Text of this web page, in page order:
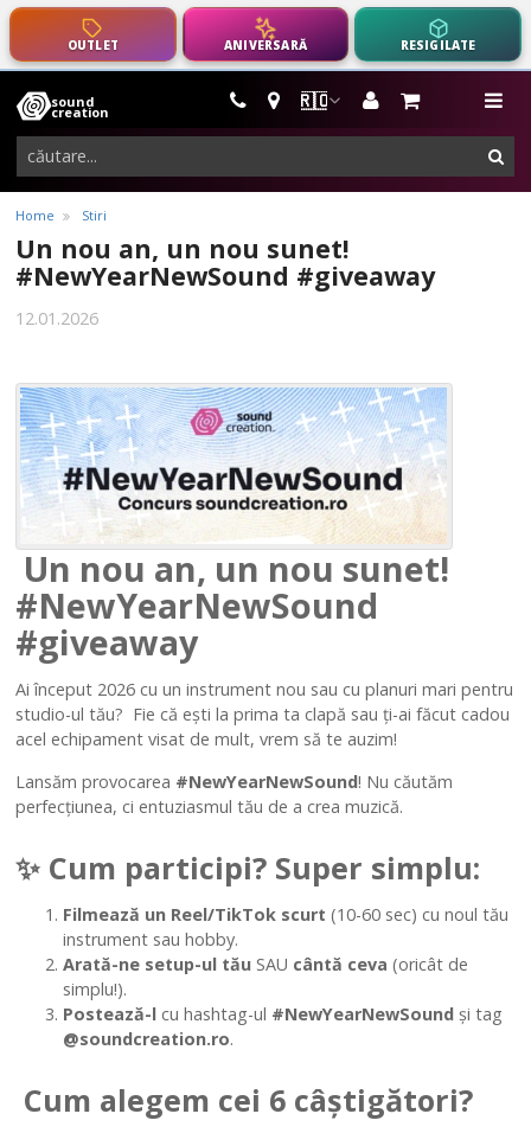
OUTLET ANIVERSARĂ RESIGILATE
🇷🇴
sound
creation
instrumente
muzicale,
echipamente
pro-
audio
Home Stiri
Un nou an, un nou sunet!
#NewYearNewSound #giveaway
12.01.2026
Un nou an, un nou sunet!
#NewYearNewSound
#giveaway
Ai început 2026 cu un instrument nou sau cu planuri mari pentru
studio-ul tău? Fie că ești la prima ta clapă sau ți-ai făcut cadou
acel echipament visat de mult, vrem să te auzim!
Lansăm provocarea #NewYearNewSound! Nu căutăm
perfecțiunea, ci entuziasmul tău de a crea muzică.
✨ Cum participi? Super simplu:
Filmează un Reel/TikTok scurt (10-60 sec) cu noul tău
instrument sau hobby.
Arată-ne setup-ul tăuSAU cântă ceva (oricât de
simplu!).
Postează-lcu hashtag-ul #NewYearNewSoundși tag
@soundcreation.ro.
Cum alegem cei 6 câștigători?